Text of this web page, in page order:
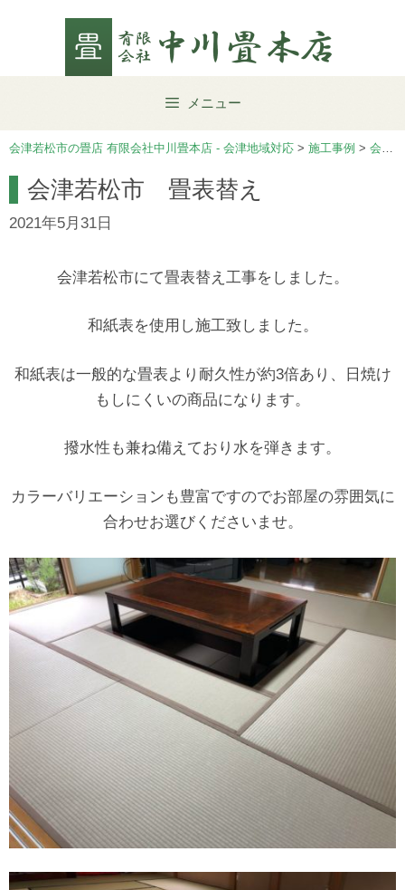
メニュー
会津若松市の畳店 有限会社中川畳本店 - 会津地域対応 > 施工事例 > 会津若松市
会津若松市 畳表替え
2021年5月31日
会津若松市にて畳表替え工事をしました。
和紙表を使用し施工致しました。
和紙表は一般的な畳表より耐久性が約3倍あり、日焼け
もしにくいの商品になります。
撥水性も兼ね備えており水を弾きます。
カラーバリエーションも豊富ですのでお部屋の雰囲気に
合わせお選びくださいませ。